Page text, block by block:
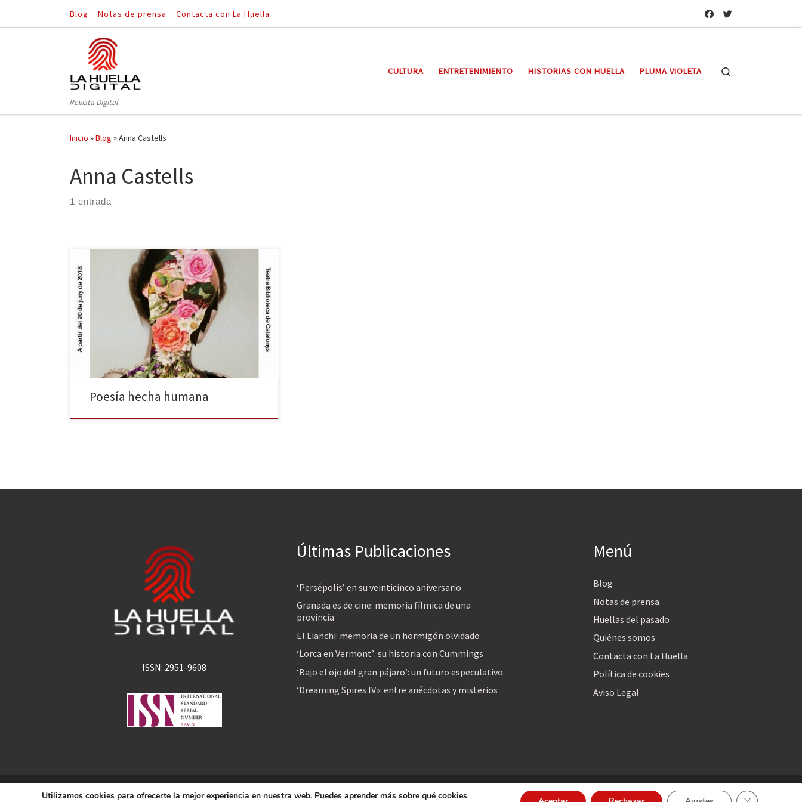
Saltar al contenido
Blog Notas de prensa Contacta con La Huella
Revista Digital
CULTURA ENTRETENIMIENTO HISTORIAS CON HUELLA PLUMA VIOLETA
Inicio »Blog »Anna Castells
Anna Castells
1 entrada
Federico García Lorca. Su sólo nombre está cargado
de todo un imaginario artístico, poético, teatral,
creativo, vanguardista, incluso de género, y también
de una significación personal frente a la barbarie
fascista que perpetró su asesinato. (Es necesario que
sigamos recordando que Lorca es el gran mártir de la
guerra civil […]
Poesía hecha humana
ISSN: 2951-9608
Últimas Publicaciones
‘Persépolis’ en su veinticinco aniversario
Granada es de cine: memoria fílmica de una
provincia
El Lianchi: memoria de un hormigón olvidado
‘Lorca en Vermont’: su historia con Cummings
‘Bajo el ojo del gran pájaro’: un futuro especulativo
‘Dreaming Spires IV»: entre anécdotas y misterios
Menú
Blog
Notas de prensa
Huellas del pasado
Quiénes somos
Contacta con La Huella
Política de cookies
Aviso Legal
© 2026La Huella Digital– Todos los derechos reservados
Utilizamos cookies para ofrecerte la mejor experiencia en nuestra web. Puedes aprender más sobre qué cookies
Cerrar el